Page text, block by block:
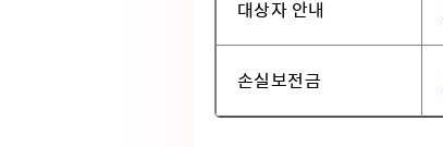
대상자 안내
손실보전금